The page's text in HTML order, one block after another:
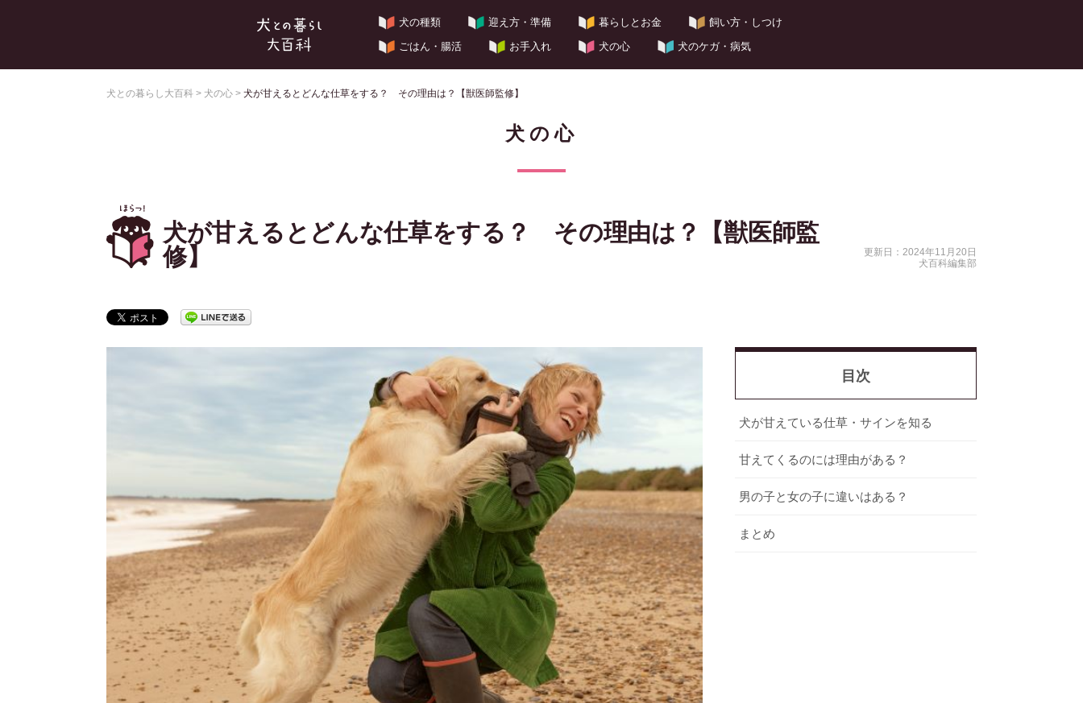
犬の種類 迎え方・準備 暮らしとお金
飼い方・しつけ
ごはん・腸活
お手入れ 犬の心 犬のケガ・病気
犬との暮らし大百科 > 犬の心 > 犬が甘えるとどんな仕草をする？ その理由は？【獣医師監修】
犬の心
犬が甘えるとどんな仕草をする？ その理由は？【獣医師監
修】
更新日：2024年11月20日
犬百科編集部
目次
犬が甘えている仕草・サインを知る
甘えてくるのには理由がある？
男の子と女の子に違いはある？
まとめ